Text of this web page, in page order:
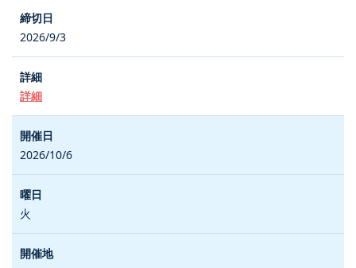
2026/9/3
詳細
2026/10/6
火